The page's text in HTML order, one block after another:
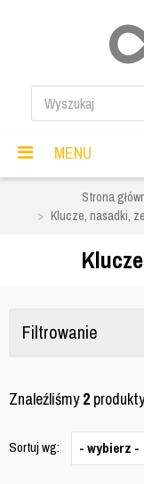
MENU
Strona
Klucze, nasadki,
Filtrowanie
Znaleźliśmy2
Sortuj wg: - wybierz -